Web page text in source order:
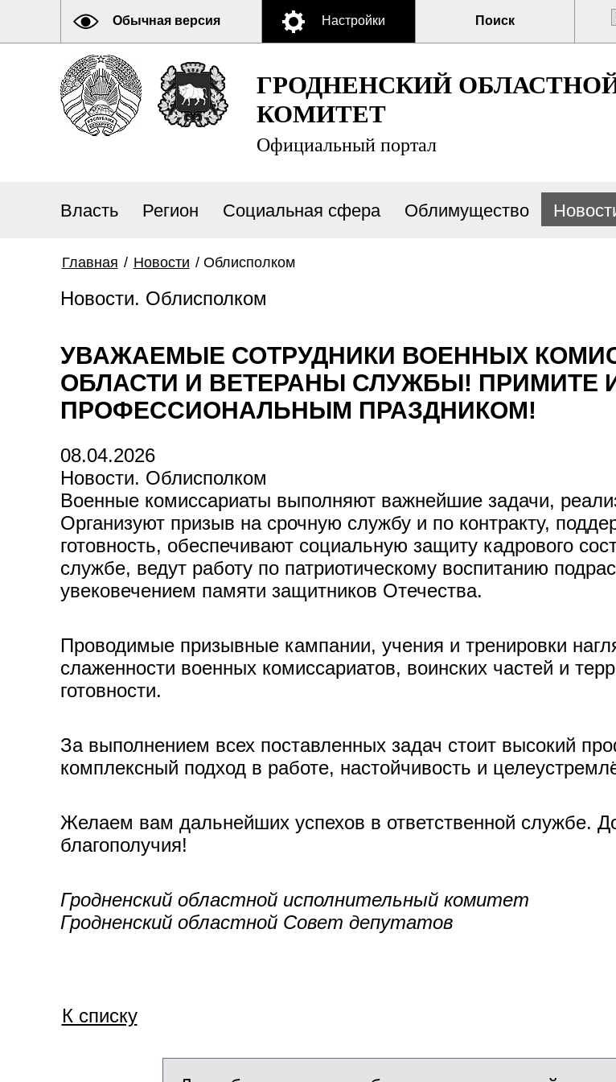
Обычная версия Настройки Поиск
ГРОДНЕНСКИЙ
КОМИТЕТ
Официальный портал
Власть Регион Социальная сфера Облимущество
Главная / Новости / Облисполком
Новости. Облисполком
УВАЖАЕМЫЕ СОТРУДНИКИ ВОЕННЫХ
ОБЛАСТИ И ВЕТЕРАНЫ СЛУЖБЫ! ПРИМИТЕ
ПРОФЕССИОНАЛЬНЫМ ПРАЗДНИКОМ!
08.04.2026
Новости. Облисполком
Военные комиссариаты выполняют важнейшие задачи,
Организуют призыв на срочную службу и по контракту,
готовность, обеспечивают социальную защиту кадрового
службе, ведут работу по патриотическому воспитанию
увековечением памяти защитников Отечества.
Проводимые призывные кампании, учения и тренировки
слаженности военных комиссариатов, воинских частей и
готовности.
За выполнением всех поставленных задач стоит высокий
комплексный подход в работе, настойчивость и
Желаем вам дальнейших успехов в ответственной службе.
благополучия!
Гродненский областной исполнительный комитет
Гродненский областной Совет депутатов
К списку